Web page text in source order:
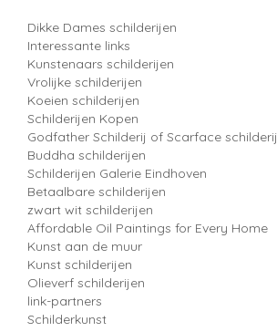
Dikke Dames schilderijen
Interessante links
Kunstenaars schilderijen
Vrolijke schilderijen
Koeien schilderijen
Schilderijen Kopen
Godfather Schilderij of Scarface schilderij
Buddha schilderijen
Schilderijen Galerie Eindhoven
Betaalbare schilderijen
zwart wit schilderijen
Affordable Oil Paintings for Every Home
Kunst aan de muur
Kunst schilderijen
Olieverf schilderijen
link-partners
Schilderkunst